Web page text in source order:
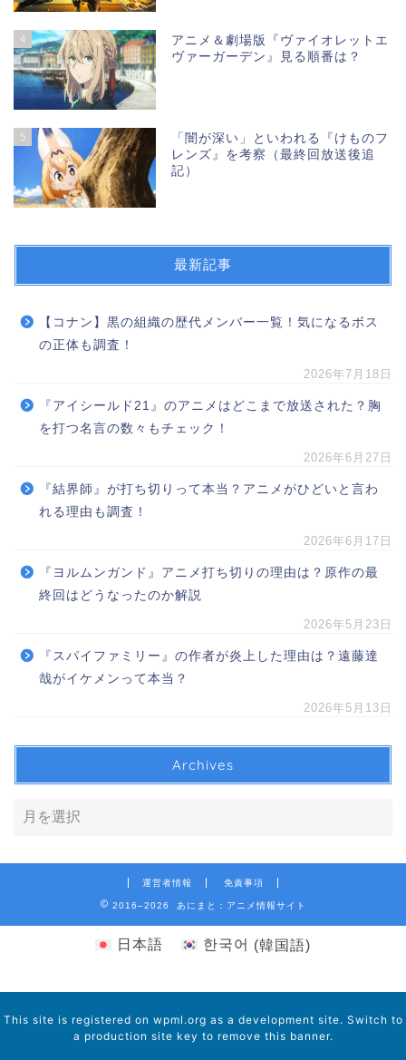
4
アニメ＆劇場版『ヴァイオレットエ
ヴァーガーデン』見る順番は？
5
「闇が深い」といわれる『けものフ
レンズ』を考察（最終回放送後追
記）
最新記事
【コナン】黒の組織の歴代メンバー一覧！気になるボス
の正体も調査！
2026年7月18日
『アイシールド21』のアニメはどこまで放送された？胸
を打つ名言の数々もチェック！
2026年6月27日
『結界師』が打ち切りって本当？アニメがひどいと言わ
れる理由も調査！
2026年6月17日
『ヨルムンガンド』アニメ打ち切りの理由は？原作の最
終回はどうなったのか解説
2026年5月23日
『スパイファミリー』の作者が炎上した理由は？遠藤達
哉がイケメンって本当？
2026年5月13日
Archives
運営者情報 免責事項
2016–2026 あにまと：アニメ情報サイト
日本語 한국어 (韓国語)
This site is registered on wpml.org as a development site. Switch to
a production site key to remove this banner.